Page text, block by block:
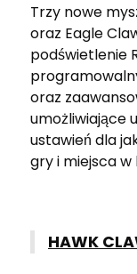
Trzy nowe
oraz Eagle
podświetlenie
oraz
umożliwiające
ustawień dla
gry i miejsca
HAWK